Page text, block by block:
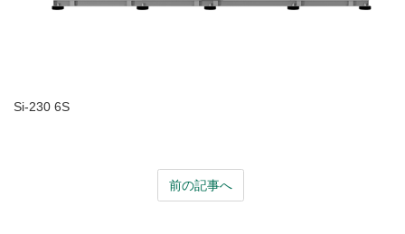
Si-230 6S
前の記事へ